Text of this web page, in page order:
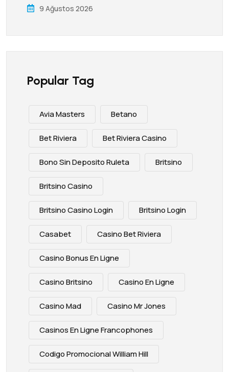
9 Ağustos 2026
Popular Tag
Avia Masters Betano
Bet Riviera Bet Riviera Casino
Bono Sin Deposito Ruleta Britsino
Britsino Casino
Britsino Casino Login Britsino Login
Casabet Casino Bet Riviera
Casino Bonus En Ligne
Casino Britsino Casino En Ligne
Casino Mad Casino Mr Jones
Casinos En Ligne Francophones
Codigo Promocional William Hill